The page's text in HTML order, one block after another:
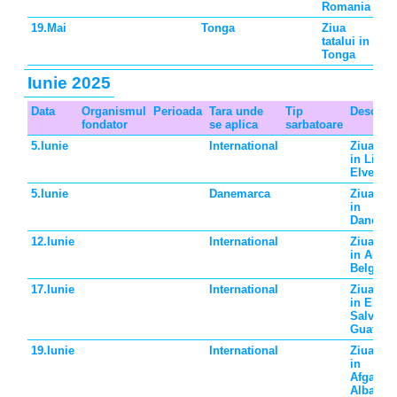
Romania
19.Mai
Tonga
Ziua
tatalui in
Tonga
Iunie 2025
Data
Organismul
fondator
Perioada Tara unde
se aplica
Tip
sarbatoare
5.Iunie International
Ziua
in
Elvetia
5.Iunie
Danemarca
Ziua
in
12.Iunie
International
Ziua
in
Belgia
17.Iunie
International
Ziua
in El
19.Iunie
International
Ziua
in
Albania,